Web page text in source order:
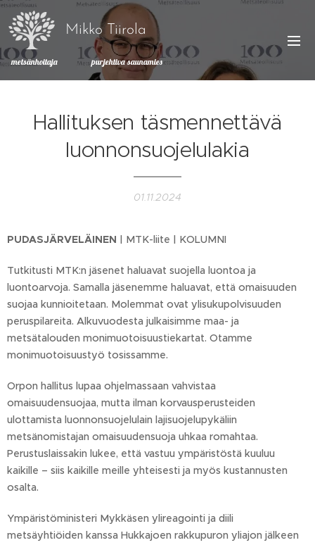
Mikko Tiirola
metsänhoitaja purjehtiva saunamies
Hallituksen täsmennettävä
luonnonsuojelulakia
01.11.2024
PUDASJÄRVELÄINEN | MTK-liite | KOLUMNI
Tutkitusti MTK:n jäsenet haluavat suojella luontoa ja
luontoarvoja. Samalla jäsenemme haluavat, että omaisuuden
suojaa kunnioitetaan. Molemmat ovat ylisukupolvisuuden
peruspilareita. Alkuvuodesta julkaisimme maa- ja
metsätalouden monimuotoisuustiekartat. Otamme
monimuotoisuustyö tosissamme.
Orpon hallitus lupaa ohjelmassaan vahvistaa
omaisuudensuojaa, mutta ilman korvausperusteiden
ulottamista luonnonsuojelulain lajisuojelupykäliin
metsänomistajan omaisuudensuoja uhkaa romahtaa.
Perustuslaissakin lukee, että vastuu ympäristöstä kuuluu
kaikille – siis kaikille meille yhteisesti ja myös kustannusten
osalta.
Ympäristöministeri Mykkäsen ylireagointi ja diili
metsäyhtiöiden kanssa Hukkajoen rakkupuron yliajon jälkeen